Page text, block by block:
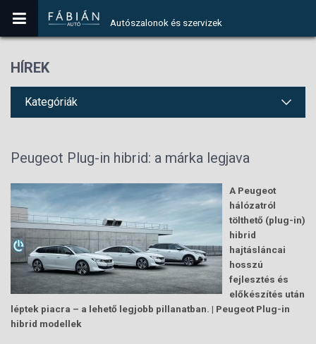
Autószalonok és szervizek
HÍREK
Kategóriák
Peugeot Plug-in hibrid: a márka legjava
A Peugeot
hálózatról
tölthető (plug-in)
hibrid
hajtásláncai
hosszú
fejlesztés és
előkészítés után
léptek piacra – a lehető legjobb pillanatban. | Peugeot Plug-in
hibrid modellek